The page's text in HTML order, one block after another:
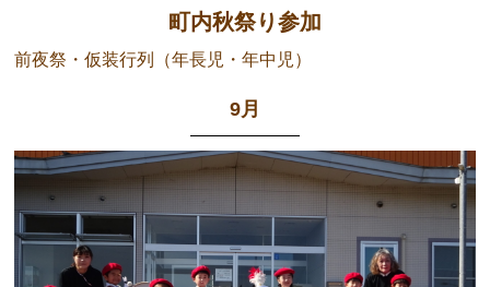
町内秋祭り参加
前夜祭・仮装行列（年長児・年中児）
9月